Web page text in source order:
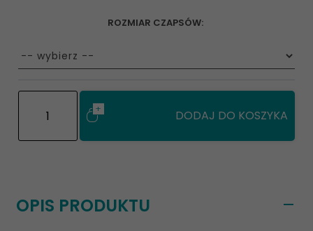
ROZMIAR CZAPSÓW:
options[26]
DODAJ DO KOSZYKA
OPIS PRODUKTU